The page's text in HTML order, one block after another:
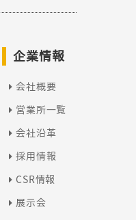
企業情報
会社概要
営業所一覧
会社沿革
採用情報
CSR情報
展示会